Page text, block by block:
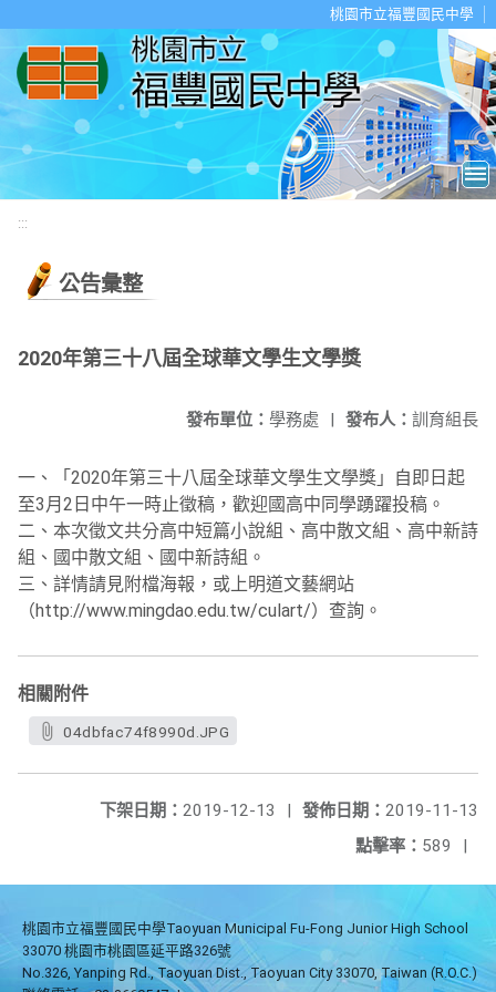
桃園市立福豐國民中學
:::
公告彙整
2020年第三十八屆全球華文學生文學獎
發布人： 訓育組長
發布單位： 學務處 |
一、「2020年第三十八屆全球華文學生文學獎」自即日起
至3月2日中午一時止徵稿，歡迎國高中同學踴躍投稿。
二、本次徵文共分高中短篇小說組、高中散文組、高中新詩
組、國中散文組、國中新詩組。
三、詳情請見附檔海報，或上明道文藝網站
（http://www.mingdao.edu.tw/culart/）查詢。
相關附件
04dbfac74f8990d.JPG
發佈日期： 2019-11-13
下架日期： 2019-12-13
|
點擊率： 589 |
桃園市立福豐國民中學Taoyuan Municipal Fu-Fong Junior High School
33070 桃園市桃園區延平路326號
No.326, Yanping Rd., Taoyuan Dist., Taoyuan City 33070, Taiwan (R.O.C.)